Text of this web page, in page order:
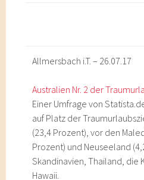
Allmersbach i.T. – 26.07.17
Australien Nr. 2 der
Einer Umfrage von
auf Platz der
(23,4 Prozent), vor den
Prozent) und Neuseeland
Skandinavien, Thailand, die
Hawaii.